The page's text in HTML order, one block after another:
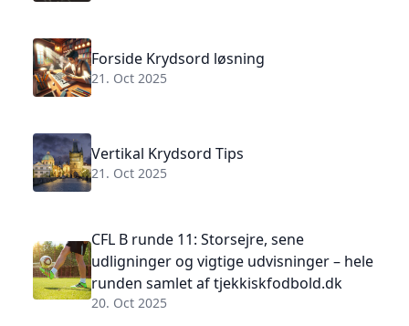
Forside Krydsord løsning
21. Oct 2025
Vertikal Krydsord Tips
21. Oct 2025
CFL B runde 11: Storsejre, sene
udligninger og vigtige udvisninger – hele
runden samlet af tjekkiskfodbold.dk
20. Oct 2025